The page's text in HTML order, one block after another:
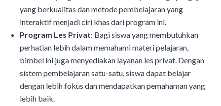
yang berkualitas dan metode pembelajaran yang
interaktif menjadi ciri khas dari program ini.
Program Les Privat: Bagi siswa yang membutuhkan
perhatian lebih dalam memahami materi pelajaran,
bimbel ini juga menyediakan layanan les privat. Dengan
sistem pembelajaran satu-satu, siswa dapat belajar
dengan lebih fokus dan mendapatkan pemahaman yang
lebih baik.